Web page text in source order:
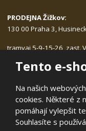
Tento e-
Na našich
cookies. Některé z
pomáhají vylepšit
Souhlasíte s
PRODEJNA Žižkov:
130 00 Praha 3,
tramvaj 5-9-15-26, zast.
Po-Pá: 9.00 - 17.30, bez
tlf.: 222.540.423,